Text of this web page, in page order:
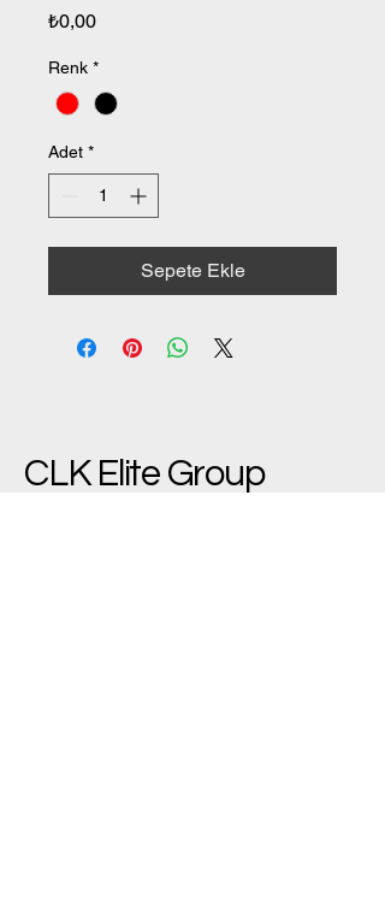
₺0,00Fiyat
Renk *
Adet *
Sepete Ekle
CLK Elite Group